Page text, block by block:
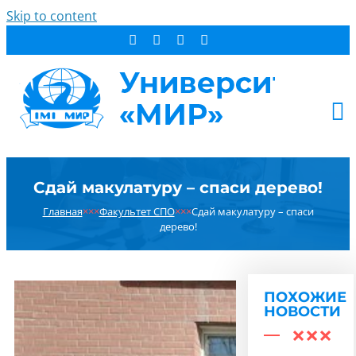
Skip to content
СТУДЕНТУ
ДОПОБРАЗОВАНИЕ
КОНТАКТЫ
РЕЗУЛЬТАТ ПОИСКА:
Сдай макулатуру – спаси дерево!
Главная×××Факультет СПО×××Сдай макулатуру – спаси
дерево!
ПОХОЖИЕ
НОВОСТИ